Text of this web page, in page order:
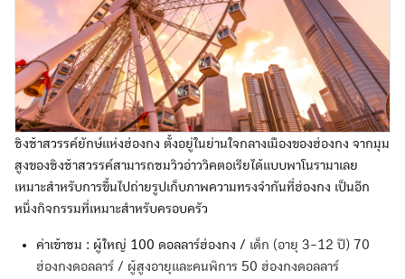
ชิงช้าสวรรค์ยักษ์แห่งฮ่องกง ตั้งอยู่ในย่านใจกลางเมืองของฮ่องกง จากมุม
สูงของชิงช้าสวรรค์สามารถชมวิวอ่าววิคตอเรียได้แบบพาโนรามาเลย
เหมาะสำหรับการขึ้นไปถ่ายรูปเก็บภาพความทรงจำกันที่ฮ่องกง เป็นอีก
หนึ่งกิจกรรมที่เหมาะสำหรับครอบครัว
ค่าเข้าชม : ผู้ใหญ่ 100 ดอลลาร์ฮ่องกง / เด็ก (อายุ 3-12 ปี) 70
ฮ่องกงดอลลาร์ / ผู้สูงอายุและคนพิการ 50 ฮ่องกงดอลลาร์